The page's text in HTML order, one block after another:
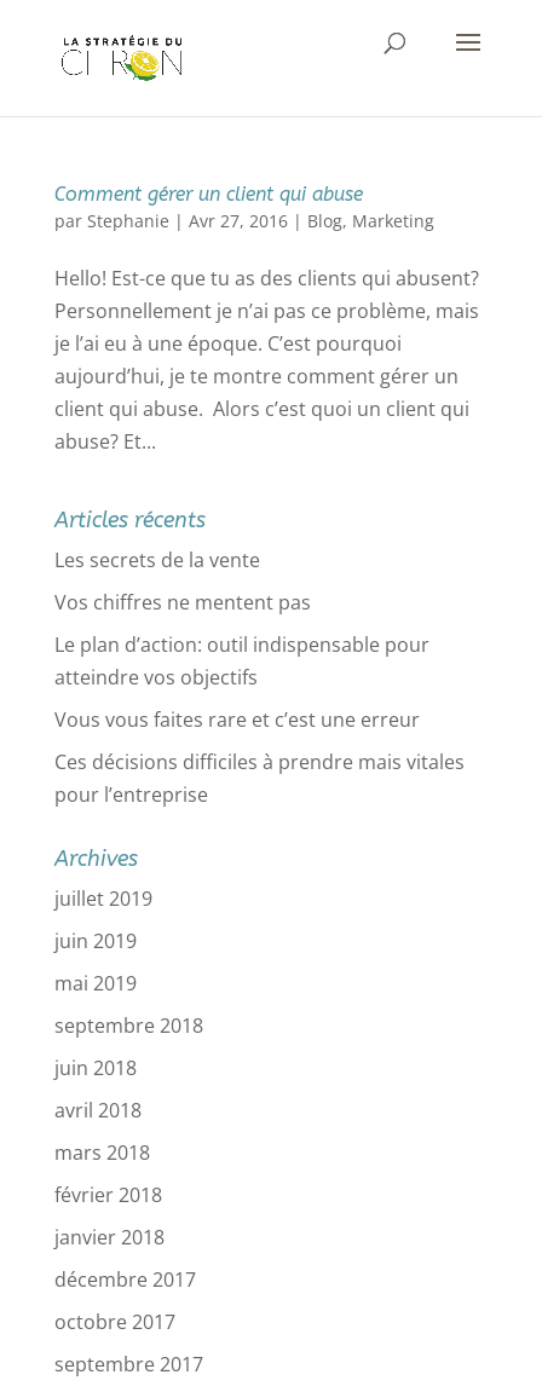
Comment gérer un client qui abuse
par Stephanie | Avr 27, 2016| Blog, Marketing
Hello! Est-ce que tu as des clients qui abusent?
Personnellement je n’ai pas ce problème, mais
je l’ai eu à une époque. C’est pourquoi
aujourd’hui, je te montre comment gérer un
client qui abuse. Alors c’est quoi un client qui
abuse? Et...
Articles récents
Les secrets de la vente
Vos chiffres ne mentent pas
Le plan d’action: outil indispensable pour
atteindre vos objectifs
Vous vous faites rare et c’est une erreur
Ces décisions difficiles à prendre mais vitales
pour l’entreprise
Archives
juillet 2019
juin 2019
mai 2019
septembre 2018
juin 2018
avril 2018
mars 2018
février 2018
janvier 2018
décembre 2017
octobre 2017
septembre 2017